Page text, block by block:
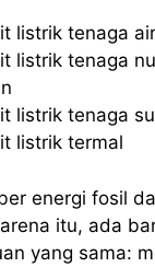
listrik tenaga air
listrik tenaga
listrik tenaga
listrik termal
energi fosil
itu, ada
yang sama: